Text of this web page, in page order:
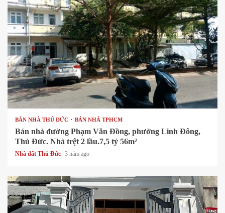
1 min read
BÁN NHÀ THỦ ĐỨC BÁN NHÀ TPHCM
Bán nhà đường Phạm Văn Đồng, phường Linh Đông,
Thủ Đức. Nhà trệt 2 lầu.7,5 tỷ 56m²
Nhà đất Thủ Đức 3 năm ago